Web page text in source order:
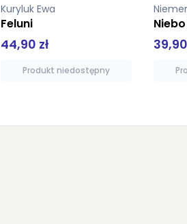
Niemen Natalia
Niebo będzie później
39,90 zł
Produkt niedostępny